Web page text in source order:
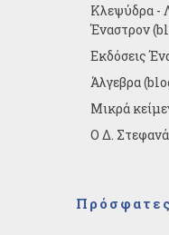
Κλεψύδρα -
Έναστρον
Εκδόσεις
Άλγεβρα
Μικρά
Ο Δ.